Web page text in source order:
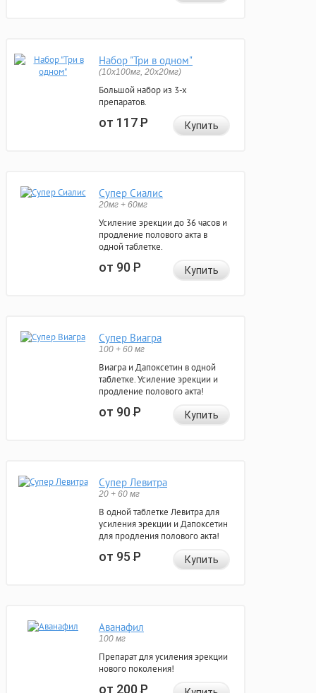
Набор "Три в одном"
(10x100мг, 20x20мг)
Большой набор из 3-х
препаратов.
от 117Р Купить
Супер Сиалис
20мг + 60мг
Усиление эрекции до 36 часов и
продление полового акта в
одной таблетке.
от 90Р Купить
Супер Виагра
100 + 60 мг
Виагра и Дапоксетин в одной
таблетке. Усиление эрекции и
продление полового акта!
от 90Р Купить
Супер Левитра
20 + 60 мг
В одной таблетке Левитра для
усиления эрекции и Дапоксетин
для продления полового акта!
от 95Р Купить
Аванафил
100 мг
Препарат для усиления эрекции
нового поколения!
от 200Р